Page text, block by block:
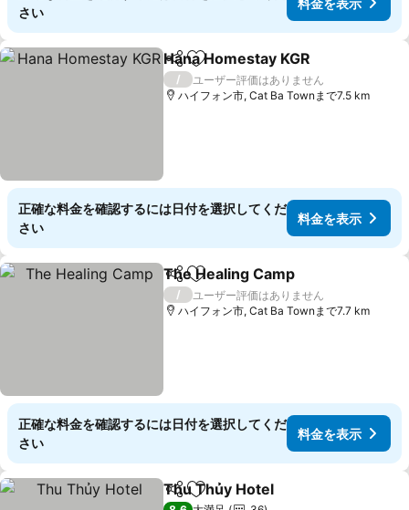
さい
シェアお気に入りに追加
Hana Homestay KGR
/
ユーザー評価はありません
ハイフォン市, Cat Ba Townまで7.5 km
正確な料金を確認するには日付を選択してくだ
さい
料金を表示
シェアお気に入りに追加
The Healing Camp
/
ユーザー評価はありません
ハイフォン市, Cat Ba Townまで7.7 km
正確な料金を確認するには日付を選択してくだ
さい
料金を表示
シェアお気に入りに追加
Thu Thủy Hotel